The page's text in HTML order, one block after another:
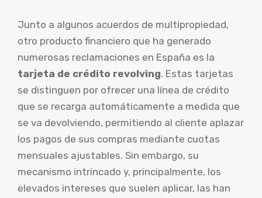
Junto a algunos acuerdos de multipropiedad,
otro producto financiero que ha generado
numerosas reclamaciones en España es la
tarjeta de crédito revolving. Estas tarjetas
se distinguen por ofrecer una línea de crédito
que se recarga automáticamente a medida que
se va devolviendo, permitiendo al cliente aplazar
los pagos de sus compras mediante cuotas
mensuales ajustables. Sin embargo, su
mecanismo intrincado y, principalmente, los
elevados intereses que suelen aplicar, las han